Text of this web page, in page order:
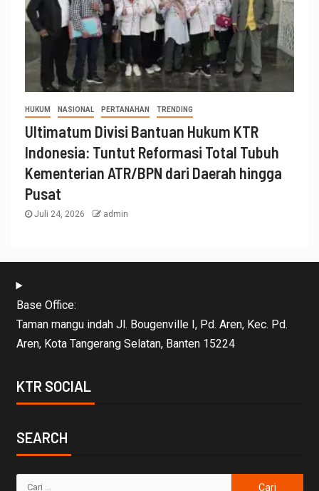
HUKUM NASIONAL PERTANAHAN TRENDING
Ultimatum Divisi Bantuan Hukum KTR
Indonesia: Tuntut Reformasi Total Tubuh
Kementerian ATR/BPN dari Daerah hingga
Pusat
Juli 24, 2026 admin
Base Office:
Taman mangu indah Jl. Bougenville I, Pd. Aren, Kec. Pd.
Aren, Kota Tangerang Selatan, Banten 15224
KTR SOCIAL
SEARCH